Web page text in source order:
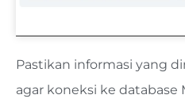
Pastikan informasi yang
agar koneksi ke database